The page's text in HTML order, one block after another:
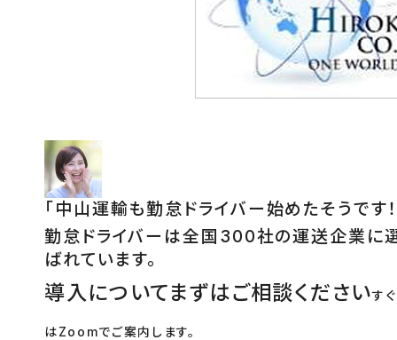
「中山運輸も勤怠ドライバー始めたそうです！
勤怠ドライバーは全国300社の運送企業に
ばれています。
導入についてまずはご相談くださいす
はZoomでご案内します。